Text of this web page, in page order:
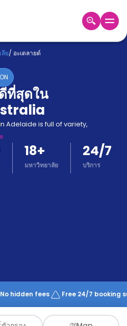
ลีย/ อะเดลายด์
ที่สุดใน
Adelaide is full of variety,
18+
มหาวิทยาลัย
24/7
บริการ
No hidden fees Free 24/7 booking